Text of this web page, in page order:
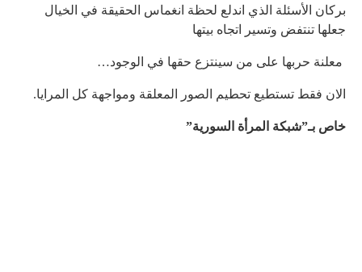
بركان الأسئلة الذي اندلع لحظة انغماس الحقيقة في الخيال
جعلها تنتفض وتسير اتجاه بيتها
معلنة حربها على من سينتزع حقها في الوجود…
الان فقط تستطيع تحطيم الصور المعلقة ومواجهة كل المرايا.
خاص بـ”شبكة المرأة السورية”